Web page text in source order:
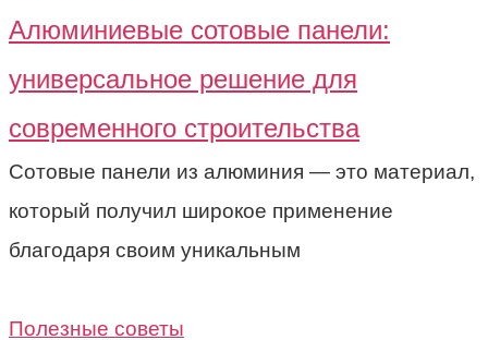
Алюминиевые сотовые панели:
универсальное решение для
современного строительства
Сотовые панели из алюминия — это материал,
который получил широкое применение
благодаря своим уникальным
Полезные советы